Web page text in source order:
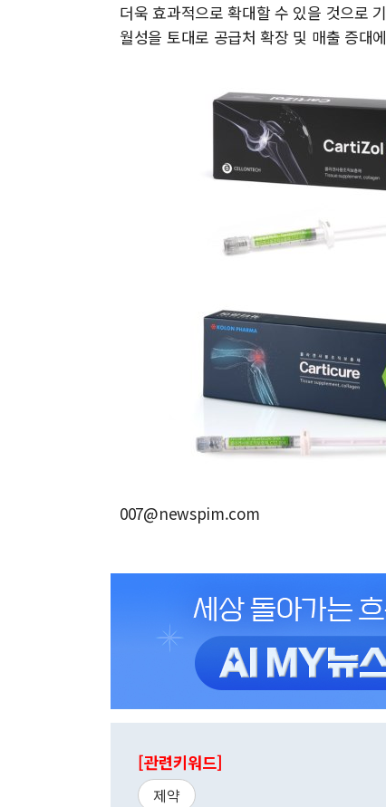
더욱 효과적으로 확대할 수 있을 것으로
월성을 토대로 공급처 확장 및 매출 증대
007@newspim.com
[관련키워드]
제약